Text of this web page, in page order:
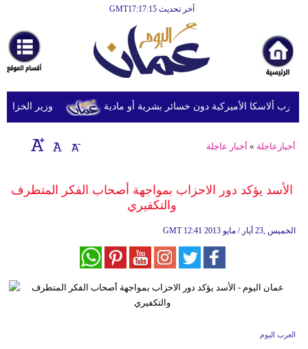
آخر تحديث GMT17:17:15
أخبارعاجلة
رياضة
ثقافة
إقتصاد
وموسيقى
سياحة
وزير الخزانة
أخبارعاجلة » أخبار عاجلة
الأسد يؤكد دور الاحزاب بمواجهة أصحاب الفكر المتطرف
والتكفيري
GMT 12:41 2013 الخميس ,23 أيار / مايو
العرب اليوم